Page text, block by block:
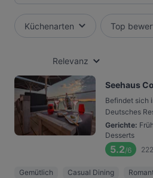
Küchenarten Top
Relevanz
Seehaus
Befindet sich
Deutsches
Gerichte:
Desserts
5.2/6 222
Gemütlich Casual Dining